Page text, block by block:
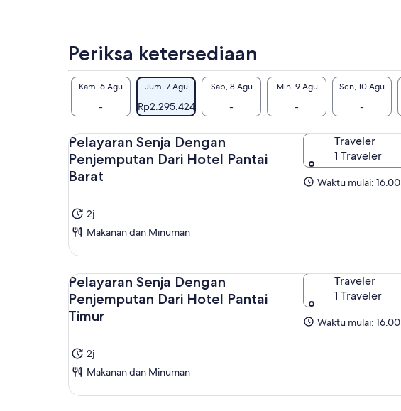
Periksa ketersediaan
Kam, 6 Agu
-
Jum, 7 Agu
Rp2.295.424
Sab, 8 Agu
-
Min, 9 Agu
-
Sen, 10 Agu
-
Pelayaran Senja Dengan
Penjemputan Dari Hotel Pantai
Barat
2j
Makanan dan Minuman
Traveler
1 Traveler
Waktu mulai: 16.00
Pelayaran Senja Dengan
Penjemputan Dari Hotel Pantai
Timur
2j
Makanan dan Minuman
Traveler
1 Traveler
Waktu mulai: 16.00